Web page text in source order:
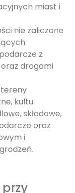
miast i
nie zaliczane
z
drogami
tereny
kultu
składowe,
oraz
i